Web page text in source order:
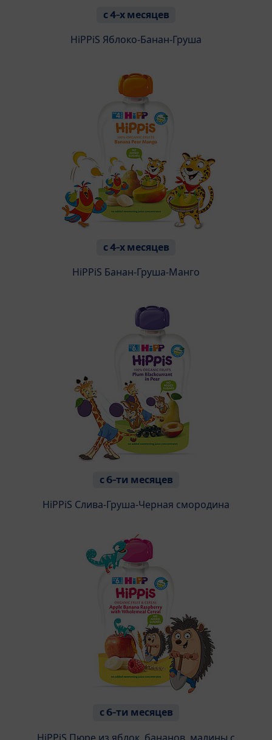
с 4-х месяцев
HiPPiS Яблоко-Банан-Груша
с 4-х месяцев
HiPPiS Банан-Груша-Манго
с 6-ти месяцев
HiPPiS Слива-Груша-Черная смородина
с 6-ти месяцев